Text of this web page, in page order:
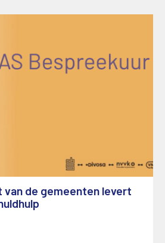
van de gemeenten levert